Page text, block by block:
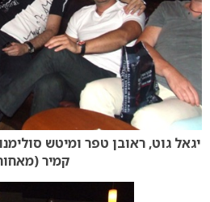
יגאל גוט, ראובן טפר ומיטש
קמיר